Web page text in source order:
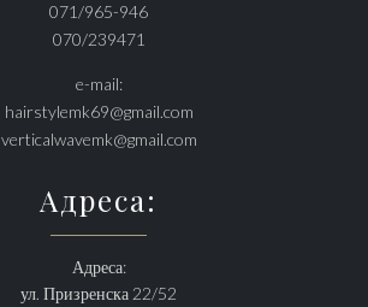
071/965-946
070/239471
e-mail:
hairstylemk69@gmail.com
verticalwavemk@gmail.com
Адреса:
Адреса:
ул. Призренска 22/52